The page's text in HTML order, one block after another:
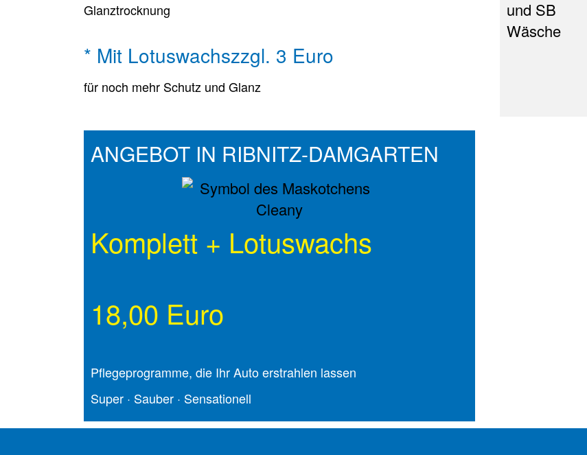
Glanztrocknung
* Mit Lotuswachszzgl. 3 Euro
für noch mehr Schutz und Glanz
ANGEBOT IN RIBNITZ-DAMGARTEN
Komplett + Lotuswachs
18,00 Euro
Pflege­programme, die Ihr Auto erstrahlen lassen
Super · Sauber · Sensationell